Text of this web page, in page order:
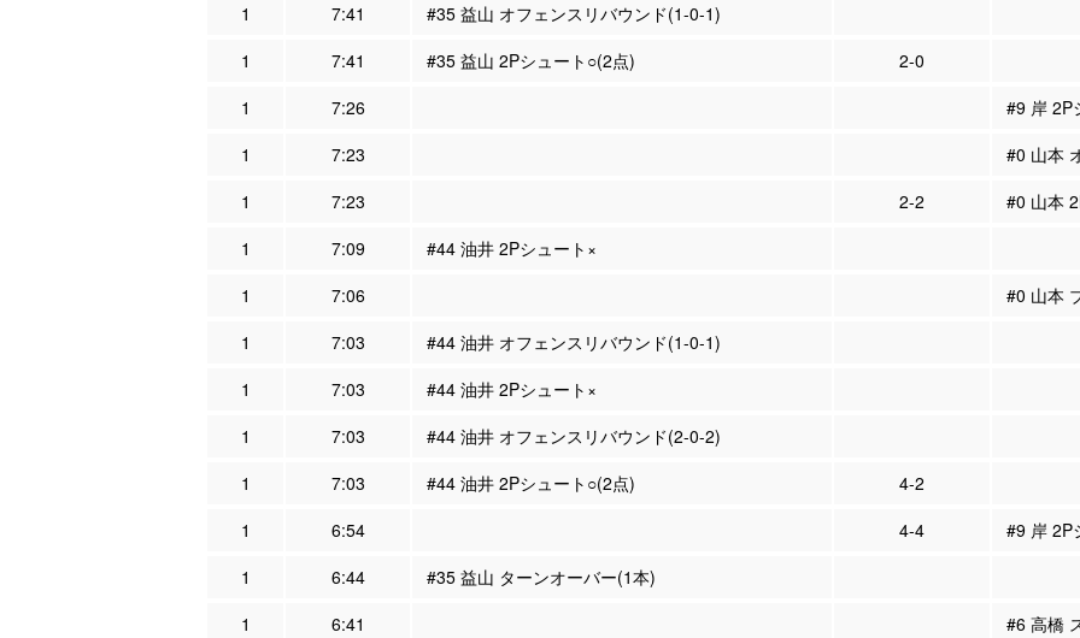
1
7:41
#35 益山 オフェンスリバウンド(1-0-1)
1
7:41 #35 益山 2Pシュート○(2点)
2-0
1
7:26
#9 岸 2P
1
7:23
#0 山本
1
7:23 2-2
#0 山本
1
7:09
#44 油井 2Pシュート×
1
7:06
#0 山本
1
7:03
#44 油井 オフェンスリバウンド(1-0-1)
1
7:03
#44 油井 2Pシュート×
1
7:03
#44 油井 オフェンスリバウンド(2-0-2)
1
7:03 #44 油井 2Pシュート○(2点)
4-2
1
6:54 4-4
#9 岸 2P
1
6:44
#35 益山 ターンオーバー(1本)
1
6:41
#6 高橋